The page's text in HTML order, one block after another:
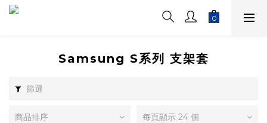
Samsung S系列 支架套
篩選
商品排序 每頁顯示 24 個